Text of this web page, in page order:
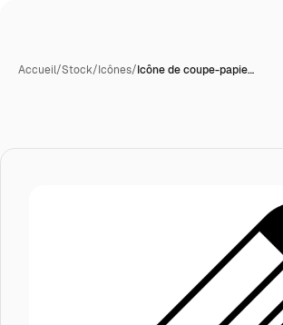
Accueil/Stock/Icônes/Icône de coupe-papie…